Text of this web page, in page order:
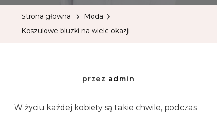
Strona główna
Moda
Koszulowe bluzki na wiele okazji
przez admin
W życiu każdej kobiety są takie chwile, podczas